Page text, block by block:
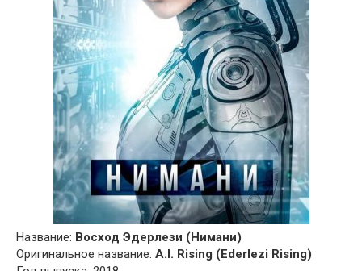
Название: Восход Эдерлези (Нимани)
Оригинальное название: A.I. Rising (Ederlezi Rising)